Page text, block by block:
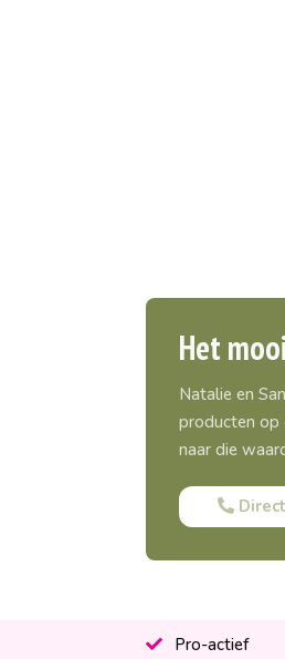
Het
Natalie en
producten op
naar die
Pro-actief